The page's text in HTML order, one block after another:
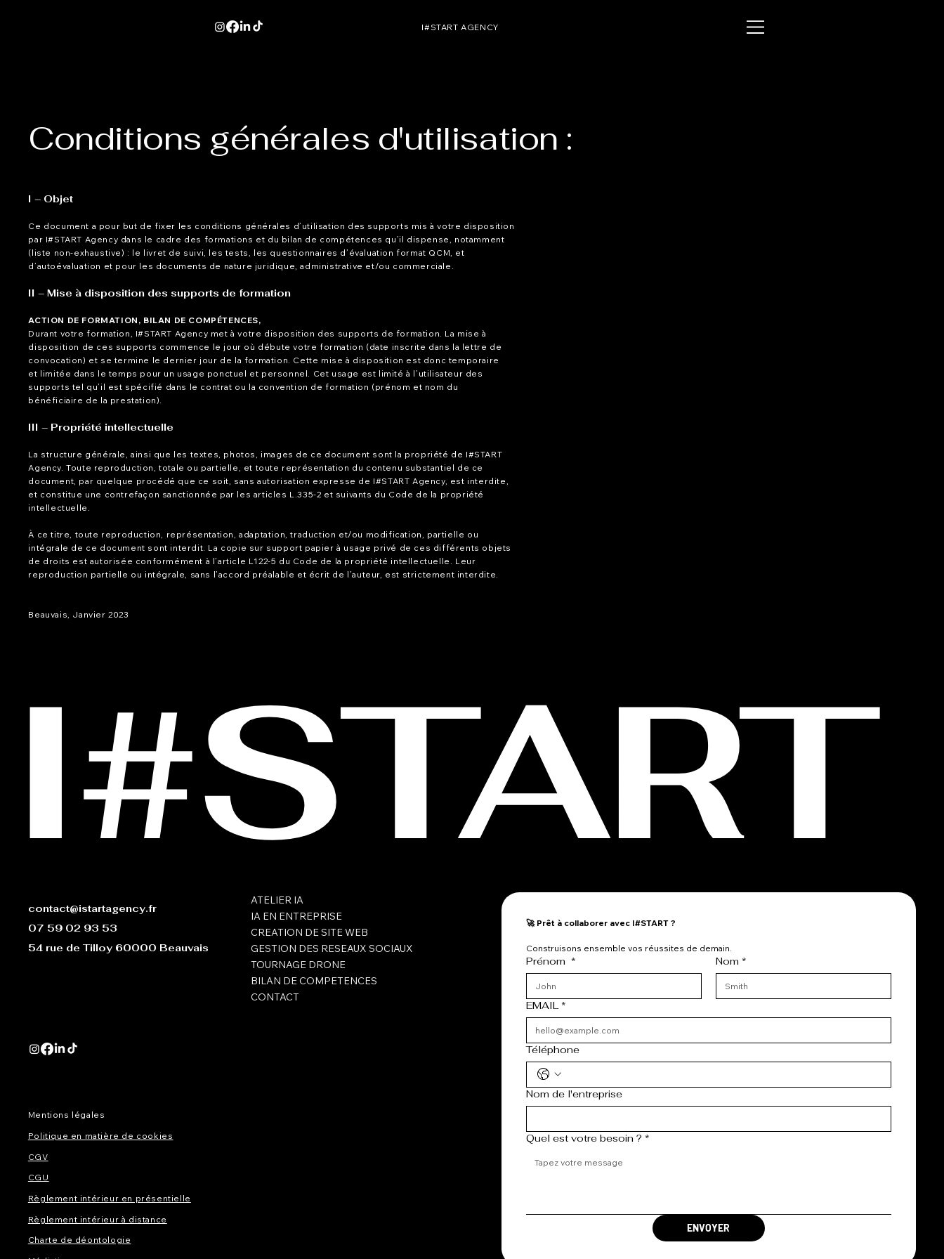
I#START AGENCY
Conditions générales d'utilisation :
I – Objet
Ce document a pour but de fixer les conditions générales d’utilisation des supports mis à votre disposition
par I#START Agency dans le cadre des formations et du bilan de compétences qu’il dispense, notamment
(liste non-exhaustive) : le livret de suivi, les tests, les questionnaires d’évaluation format QCM, et
d’autoévaluation et pour les documents de nature juridique, administrative et/ou commerciale.
II – Mise à disposition des supports de formation
ACTION DE FORMATION, BILAN DE COMPÉTENCES,
Durant votre formation, I#START Agency met à votre disposition des supports de formation. La mise à
disposition de ces supports commence le jour où débute votre formation (date inscrite dans la lettre de
convocation) et se termine le dernier jour de la formation. Cette mise à disposition est donc temporaire
et limitée dans le temps pour un usage ponctuel et personnel. Cet usage est limité à l’utilisateur des
supports tel qu’il est spécifié dans le contrat ou la convention de formation (prénom et nom du
bénéficiaire de la prestation).
III – Propriété intellectuelle
La structure générale, ainsi que les textes, photos, images de ce document sont la propriété de I#START
Agency. Toute reproduction, totale ou partielle, et toute représentation du contenu substantiel de ce
document, par quelque procédé que ce soit, sans autorisation expresse de I#START Agency, est interdite,
et constitue une contrefaçon sanctionnée par les articles L.335-2 et suivants du Code de la propriété
intellectuelle.
À ce titre, toute reproduction, représentation, adaptation, traduction et/ou modification, partielle ou
intégrale de ce document sont interdit. La copie sur support papier à usage privé de ces différents objets
de droits est autorisée conformément à l’article L122-5 du Code de la propriété intellectuelle. Leur
reproduction partielle ou intégrale, sans l’accord préalable et écrit de l’auteur, est strictement interdite.
Beauvais, Janvier 2023
I#START
contact@istartagency.fr
07 59 02 93 53
54 rue de Tilloy 60000 Beauvais
ATELIER IA
IA EN ENTREPRISE
CREATION DE SITE WEB
GESTION DES RESEAUX SOCIAUX
TOURNAGE DRONE
BILAN DE COMPETENCES
CONTACT
🚀 Prêt à collaborer avec I#START ?
Construisons ensemble vos réussites de demain.
Prénom * Nom *
EMAIL *
Téléphone
Nom de l'entreprise
Quel est votre besoin ? *
ENVOYER
Mentions légales
Politique en matière de cookies
CGV
CGU
Règlement intérieur en présentielle
Règlement intérieur à distance
Charte de déontologie